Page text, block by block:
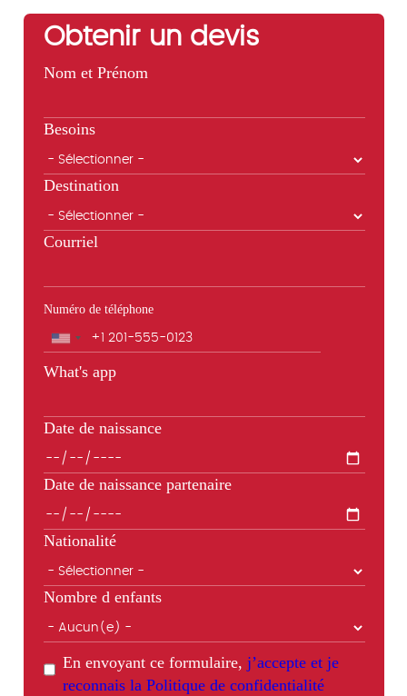
Obtenir un devis
Nom et Prénom
Besoins
Destination
Courriel
Numéro de téléphone
Téléphone
What's app
Date de naissance
Date de naissance partenaire
Nationalité
Nombre d enfants
En envoyant ce formulaire, j’accepte et je
reconnais la Politique de confidentialité